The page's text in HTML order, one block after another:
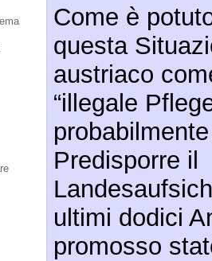
Come è
questa
austriaco
“illegale
Predisporre il
ultimi dodici
promosso